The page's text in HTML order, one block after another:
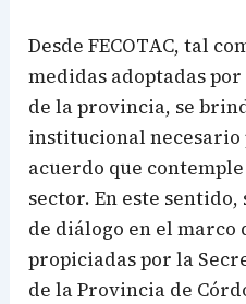
DesdeFECOTAC, tal
medidas adoptadas
de la provincia, se
institucional necesario
acuerdo que
sector. En este
de diálogo en el marco
propiciadas por la
de la Provincia de